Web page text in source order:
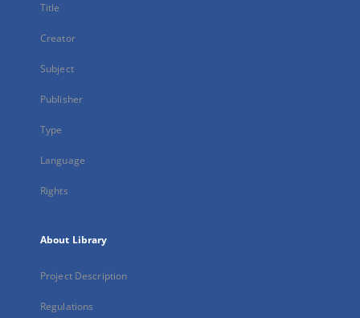
Title
Creator
Subject
Publisher
Type
Language
Rights
About Library
Project Description
Regulations